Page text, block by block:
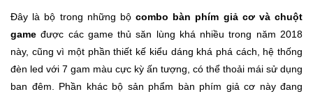
Massage
Thao
Đây là bộ trong những bộ combo bàn phím giả cơ và chuột
game được các game thủ săn lùng khá nhiều trong năm 2018
này, cũng vì một phần thiết kế kiểu dáng khá phá cách, hệ thống
đèn led với 7 gam màu cực kỳ ấn tượng, có thể thoải mái sử dụng
ban đêm. Phần khác bộ sản phẩm bàn phím giả cơ này đang